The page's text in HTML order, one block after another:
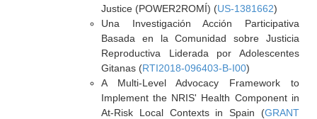
Justice (POWER2ROMÍ) (US-1381662)
Una Investigación Acción Participativa
Basada en la Comunidad sobre Justicia
Reproductiva Liderada por Adolescentes
Gitanas (RTI2018-096403-B-I00)
A Multi-Level Advocacy Framework to
Implement the NRIS' Health Component in
At-Risk Local Contexts in Spain (GRANT